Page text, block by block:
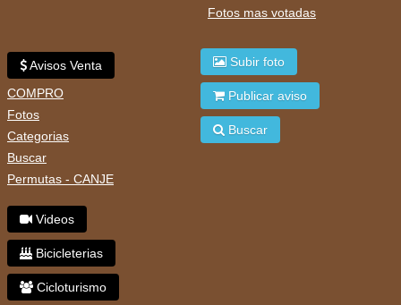
Fotos mas votadas
Avisos Venta
COMPRO
Fotos
Categorias
Buscar
Permutas - CANJE
Videos
Bicicleterias
Cicloturismo
Subir foto
Publicar aviso
Buscar